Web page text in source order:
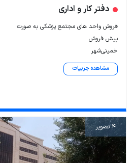
دفتر کار و اداری
فروش واحد های مجتمع پزشکی به صورت
پیش فروش
خمینی‌شهر
مشاهده جزییات
4 تصویر